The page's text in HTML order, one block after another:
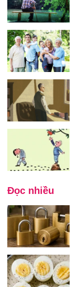
Đọc nhiều